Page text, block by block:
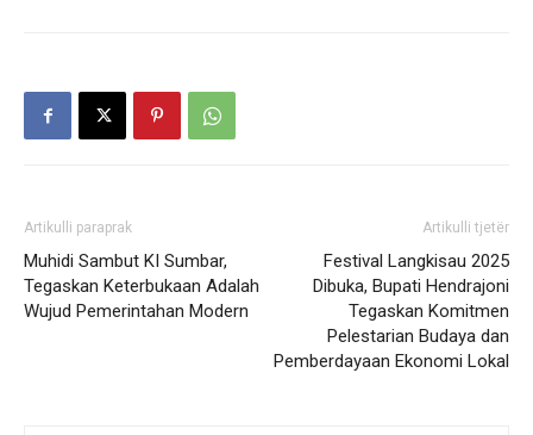
Artikulli paraprak
Muhidi Sambut KI Sumbar,
Tegaskan Keterbukaan Adalah
Wujud Pemerintahan Modern
Artikulli tjetër
Festival Langkisau 2025
Dibuka, Bupati Hendrajoni
Tegaskan Komitmen
Pelestarian Budaya dan
Pemberdayaan Ekonomi Lokal